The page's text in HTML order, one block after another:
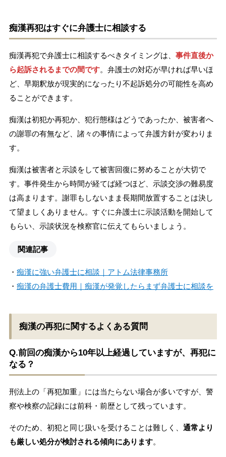
痴漢再犯はすぐに弁護士に相談する
痴漢再犯で弁護士に相談するべきタイミングは、 事件直後か
ら起訴されるまでの間です。弁護士の対応が早ければ早いほ
ど、早期釈放が現実的になったり不起訴処分の可能性を高め
ることができます。
痴漢は初犯か再犯か、犯行態様はどうであったか、被害者へ
の謝罪の有無など、諸々の事情によって弁護方針が変わりま
す。
痴漢は被害者と示談をして被害回復に努めることが大切で
す。事件発生から時間が経てば経つほど、示談交渉の難易度
は高まります。謝罪もしないまま長期間放置することは決し
て望ましくありません。すぐに弁護士に示談活動を開始して
もらい、示談状況を検察官に伝えてもらいましょう。
関連記事
・ 痴漢に強い弁護士に相談｜アトム法律事務所
・ 痴漢の弁護士費用｜痴漢が発覚したらまず弁護士に相談を
痴漢の再犯に関するよくある質問
Q.前回の痴漢から10年以上経過していますが、再犯に
なる？
刑法上の「再犯加重」には当たらない場合が多いですが、警
察や検察の記録には前科・前歴として残っています。
そのため、初犯と同じ扱いを受けることは難しく、 通常より
も厳しい処分が検討される傾向にあります。